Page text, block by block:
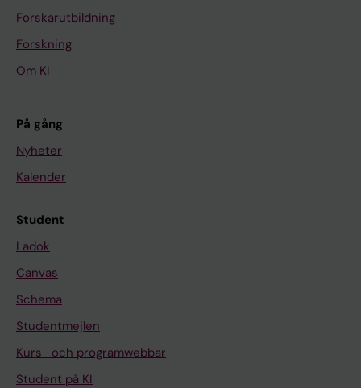
Forskarutbildning
Forskning
Om KI
På gång
Nyheter
Kalender
Student
Ladok
Canvas
Schema
Studentmejlen
Kurs- och programwebbar
Student på KI